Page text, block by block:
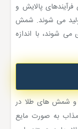
پالایش و
می شوند. شمش
شوند، با اندازه
و شمش های طلا در
به صورت مایع